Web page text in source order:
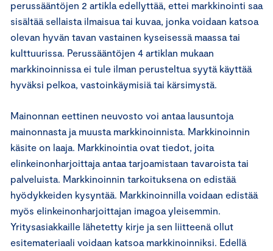
perussääntöjen 2 artikla edellyttää, ettei markkinointi saa
sisältää sellaista ilmaisua tai kuvaa, jonka voidaan katsoa
olevan hyvän tavan vastainen kyseisessä maassa tai
kulttuurissa. Perussääntöjen 4 artiklan mukaan
markkinoinnissa ei tule ilman perusteltua syytä käyttää
hyväksi pelkoa, vastoinkäymisiä tai kärsimystä.
Mainonnan eettinen neuvosto voi antaa lausuntoja
mainonnasta ja muusta markkinoinnista. Markkinoinnin
käsite on laaja. Markkinointia ovat tiedot, joita
elinkeinonharjoittaja antaa tarjoamistaan tavaroista tai
palveluista. Markkinoinnin tarkoituksena on edistää
hyödykkeiden kysyntää. Markkinoinnilla voidaan edistää
myös elinkeinonharjoittajan imagoa yleisemmin.
Yritysasiakkaille lähetetty kirje ja sen liitteenä ollut
esitemateriaali voidaan katsoa markkinoinniksi. Edellä